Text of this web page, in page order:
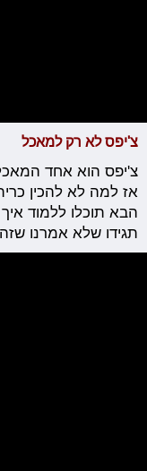
צ'יפס לא רק למאכל
צ'יפס הוא אחד
אז למה לא להכין
הבא תוכלו ללמוד
תגידו שלא אמרנו